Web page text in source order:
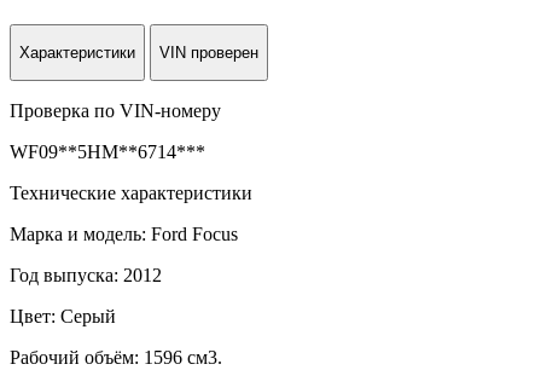
Характеристики VIN проверен
Проверка по VIN-номеру
WF09**5HM**6714***
Технические характеристики
Марка и модель: Ford Focus
Год выпуска: 2012
Цвет: Серый
Рабочий объём: 1596 см3.